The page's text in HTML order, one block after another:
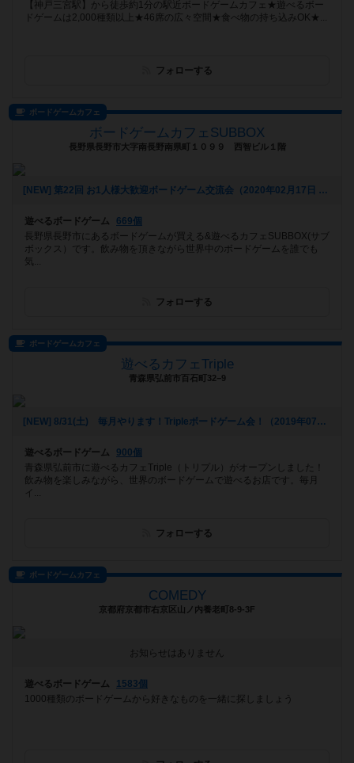
【神戸三宮駅】から徒歩約1分の駅近ボードゲームカフェ★遊べるボー
ドゲームは2,000種類以上★46席の広々空間★食べ物の持ち込みOK★...
フォローする
ボードゲームカフェ
ボードゲームカフェSUBBOX
長野県長野市大字南長野南県町１０９９ 西智ビル１階
[NEW] 第22回 お1人様大歓迎ボードゲーム交流会（2020年02月17日 21時47分）
遊べるボードゲーム
669個
長野県長野市にあるボードゲームが買える&遊べるカフェSUBBOX(サブ
ボックス）です。飲み物を頂きながら世界中のボードゲームを誰でも
気...
フォローする
ボードゲームカフェ
遊べるカフェTriple
青森県弘前市百石町32−9
[NEW] 8/31(土) 毎月やります！Tripleボードゲーム会！（2019年07月11日 16時22分）
遊べるボードゲーム
900個
青森県弘前市に遊べるカフェTriple（トリプル）がオープンしました！
飲み物を楽しみながら、世界のボードゲームで遊べるお店です。毎月
イ...
フォローする
ボードゲームカフェ
COMEDY
京都府京都市右京区山ノ内養老町8-9-3F
お知らせはありません
遊べるボードゲーム
1583個
1000種類のボードゲームから好きなものを一緒に探しましょう